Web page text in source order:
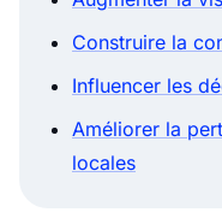
Construire la
Influencer les
Améliorer la
locales